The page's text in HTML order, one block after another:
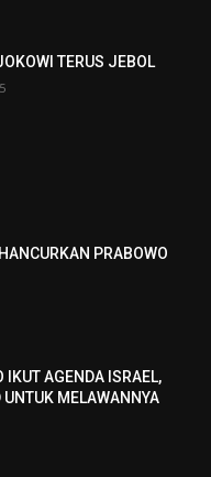
TERUS JEBOL
PRABOWO
IKUT AGENDA ISRAEL,
MELAWANNYA